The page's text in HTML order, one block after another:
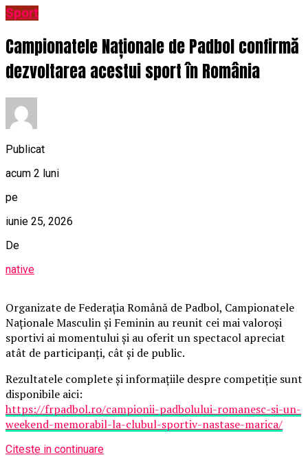
Sport
Campionatele Naționale de Padbol confirmă
dezvoltarea acestui sport în România
Publicat
acum 2 luni
pe
iunie 25, 2026
De
native
Organizate de Federația Română de Padbol, Campionatele
Naționale Masculin și Feminin au reunit cei mai valoroși
sportivi ai momentului și au oferit un spectacol apreciat
atât de participanți, cât și de public.
Rezultatele complete și informațiile despre competiție sunt
disponibile aici:
https://frpadbol.ro/campionii-padbolului-romanesc-si-un-
weekend-memorabil-la-clubul-sportiv-nastase-marica/
Citeste in continuare